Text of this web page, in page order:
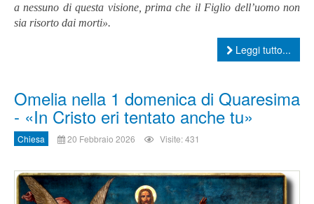
a nessuno di questa visione, prima che il Figlio dell’uomo non
sia risorto dai morti».
Leggi tutto...
Omelia nella 1 domenica di Quaresima
- «In Cristo eri tentato anche tu»
Chiesa 20 Febbraio 2026 Visite: 431